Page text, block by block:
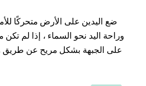
ضع اليدين على الأرض متحركًا
وراحة اليد نحو السماء ، إذا لم
على الجبهة بشكل مريح عن طريق